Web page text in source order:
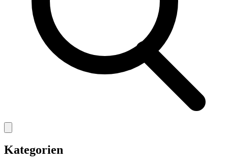
Kategorien